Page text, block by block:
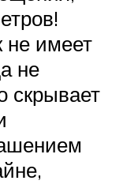
не имеет
не
скрывает